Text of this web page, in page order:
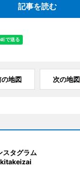
記事を読む
の地図 次の地図
スタグラム